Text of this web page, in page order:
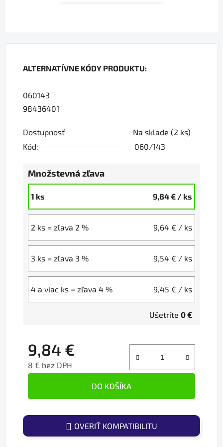
ALTERNATÍVNE KÓDY PRODUKTU:
060143
98436401
Dostupnosť Na sklade (2 ks)
Kód:
060/143
Množstevná zľava
1 ks 9,84 € / ks
2 ks = zľava 2 % 9,64 € / ks
3 ks = zľava 3 % 9,54 € / ks
4 a viac ks = zľava 4 % 9,45 € / ks
Ušetríte 0 €
9,84 €
8 € bez DPH
DO KOŠÍKA
OVERIŤ KOMPATIBILITU